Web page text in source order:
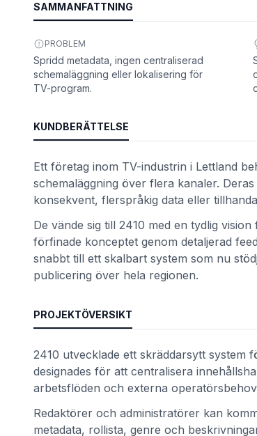
SAMMANFATTNING
PROBLEM
Spridd metadata, ingen centraliserad
schemaläggning eller lokalisering för
TV-program.
KUNDBERÄTTELSE
Ett företag inom TV-industrin i Lettland
schemaläggning över flera kanaler.
konsekvent, flerspråkig data eller
De vände sig till 2410 med en tydlig
förfinade konceptet genom detaljerad
snabbt till ett skalbart system som nu
publicering över hela regionen.
PROJEKTÖVERSIKT
2410 utvecklade ett skräddarsytt system
designades för att centralisera
arbetsflöden och externa
Redaktörer och administratörer kan
metadata, rollista, genre och